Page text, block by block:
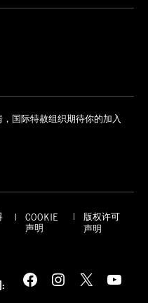
国际特赦组织期待你的加入
COOKIE
声明
版权许可
声明
Facebook Instagram X YouTube